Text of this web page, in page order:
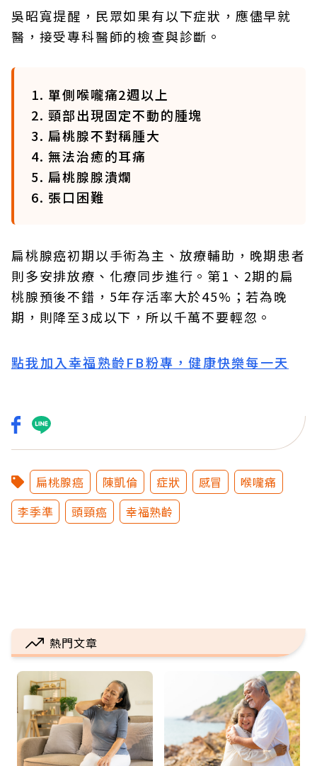
吳昭寬提醒，民眾如果有以下症狀，應儘早就
醫，接受專科醫師的檢查與診斷。
1. 單側喉嚨痛2週以上
2. 頸部出現固定不動的腫塊
3. 扁桃腺不對稱腫大
4. 無法治癒的耳痛
5. 扁桃腺腺潰爛
6. 張口困難
扁桃腺癌初期以手術為主、放療輔助，晚期患者
則多安排放療、化療同步進行。第1、2期的扁
桃腺預後不錯，5年存活率大於45%；若為晚
期，則降至3成以下，所以千萬不要輕忽。
點我加入幸福熟齡FB粉專，健康快樂每一天
扁桃腺癌 陳凱倫 症狀 感冒
喉嚨痛
李季準
頭頸癌 幸福熟齡
熱門文章